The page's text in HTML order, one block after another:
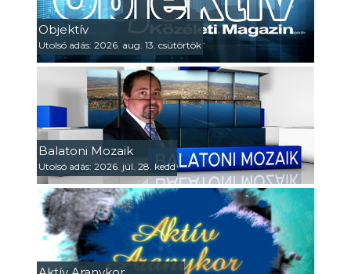
Objektív
Utolsó adás: 2026. aug. 13. csütörtök
Balatoni Mozaik
Utolsó adás: 2026. júl. 28. kedd